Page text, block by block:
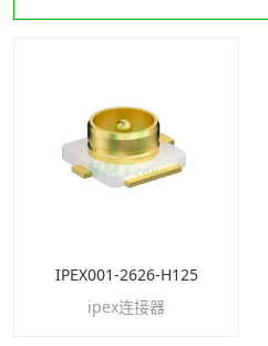
IPEX001-2626-H125
ipex连接器